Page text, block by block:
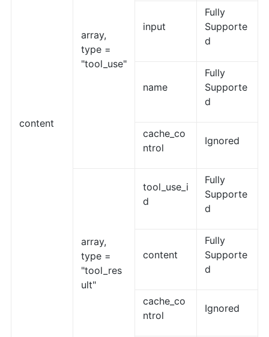
content
array,
type =
"tool_use"
input
Fully
Supporte
d
name
Fully
Supporte
d
cache_co
ntrol
Ignored
array,
type =
"tool_res
ult"
tool_use_i
d
Fully
Supporte
d
content
Fully
Supporte
d
cache_co
ntrol
Ignored